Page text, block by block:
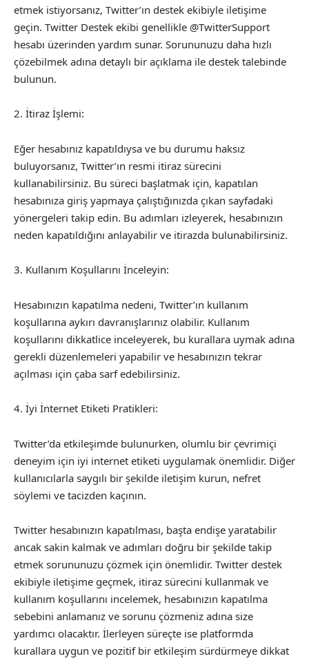
etmek istiyorsanız, Twitter’ın destek ekibiyle iletişime
geçin. Twitter Destek ekibi genellikle @TwitterSupport
hesabı üzerinden yardım sunar. Sorununuzu daha hızlı
çözebilmek adına detaylı bir açıklama ile destek talebinde
bulunun.
2. İtiraz İşlemi:
Eğer hesabınız kapatıldıysa ve bu durumu haksız
buluyorsanız, Twitter’ın resmi itiraz sürecini
kullanabilirsiniz. Bu süreci başlatmak için, kapatılan
hesabınıza giriş yapmaya çalıştığınızda çıkan sayfadaki
yönergeleri takip edin. Bu adımları izleyerek, hesabınızın
neden kapatıldığını anlayabilir ve itirazda bulunabilirsiniz.
3. Kullanım Koşullarını İnceleyin:
Hesabınızın kapatılma nedeni, Twitter’ın kullanım
koşullarına aykırı davranışlarınız olabilir. Kullanım
koşullarını dikkatlice inceleyerek, bu kurallara uymak adına
gerekli düzenlemeleri yapabilir ve hesabınızın tekrar
açılması için çaba sarf edebilirsiniz.
4. İyi İnternet Etiketi Pratikleri:
Twitter’da etkileşimde bulunurken, olumlu bir çevrimiçi
deneyim için iyi internet etiketi uygulamak önemlidir. Diğer
kullanıcılarla saygılı bir şekilde iletişim kurun, nefret
söylemi ve tacizden kaçının.
Twitter hesabınızın kapatılması, başta endişe yaratabilir
ancak sakin kalmak ve adımları doğru bir şekilde takip
etmek sorununuzu çözmek için önemlidir. Twitter destek
ekibiyle iletişime geçmek, itiraz sürecini kullanmak ve
kullanım koşullarını incelemek, hesabınızın kapatılma
sebebini anlamanız ve sorunu çözmeniz adına size
yardımcı olacaktır. İlerleyen süreçte ise platformda
kurallara uygun ve pozitif bir etkileşim sürdürmeye dikkat